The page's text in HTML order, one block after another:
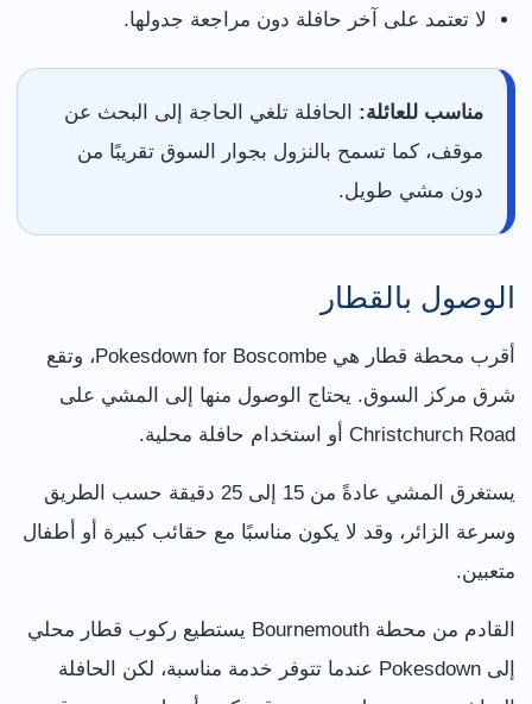
لا تعتمد على آخر حافلة دون مراجعة جدولها.
مناسب للعائلة: الحافلة تلغي الحاجة إلى البحث عن
موقف، كما تسمح بالنزول بجوار السوق تقريبًا من
دون مشي طويل.
الوصول بالقطار
أقرب محطة قطار هي Pokesdown for Boscombe، وتقع
شرق مركز السوق. يحتاج الوصول منها إلى المشي على
Christchurch Road أو استخدام حافلة محلية.
يستغرق المشي عادةً من 15 إلى 25 دقيقة حسب الطريق
وسرعة الزائر، وقد لا يكون مناسبًا مع حقائب كبيرة أو أطفال
متعبين.
القادم من محطة Bournemouth يستطيع ركوب قطار محلي
إلى Pokesdown عندما تتوفر خدمة مناسبة، لكن الحافلة